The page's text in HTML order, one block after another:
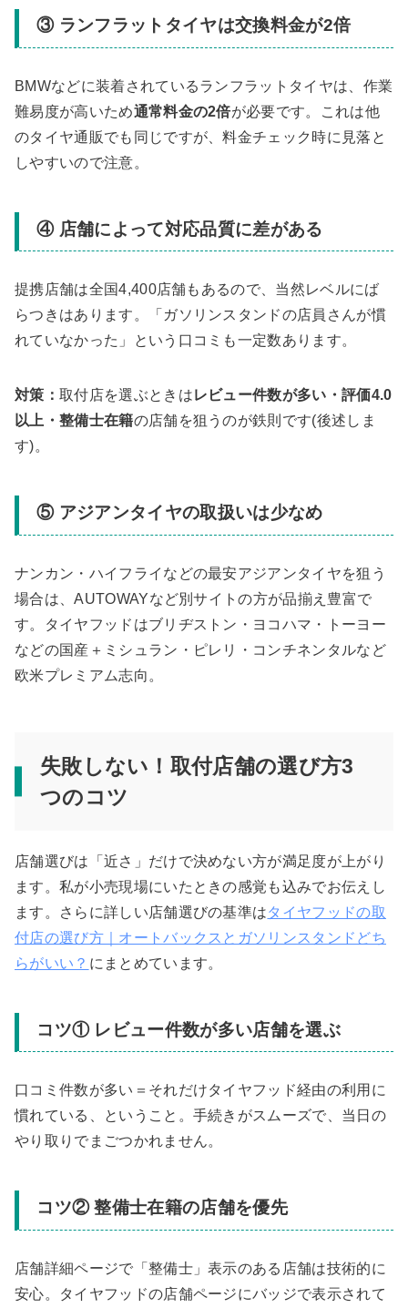
③ ランフラットタイヤは交換料金が2倍
BMWなどに装着されているランフラットタイヤは、作業
難易度が高いため通常料金の2倍が必要です。これは他
のタイヤ通販でも同じですが、料金チェック時に見落と
しやすいので注意。
④ 店舗によって対応品質に差がある
提携店舗は全国4,400店舗もあるので、当然レベルにば
らつきはあります。「ガソリンスタンドの店員さんが慣
れていなかった」という口コミも一定数あります。
対策： 取付店を選ぶときはレビュー件数が多い・評価4.0
以上・整備士在籍の店舗を狙うのが鉄則です(後述しま
す)。
⑤ アジアンタイヤの取扱いは少なめ
ナンカン・ハイフライなどの最安アジアンタイヤを狙う
場合は、AUTOWAYなど別サイトの方が品揃え豊富で
す。タイヤフッドはブリヂストン・ヨコハマ・トーヨー
などの国産＋ミシュラン・ピレリ・コンチネンタルなど
欧米プレミアム志向。
失敗しない！取付店舗の選び方3
つのコツ
店舗選びは「近さ」だけで決めない方が満足度が上がり
ます。私が小売現場にいたときの感覚も込みでお伝えし
ます。さらに詳しい店舗選びの基準はタイヤフッドの取
付店の選び方｜オートバックスとガソリンスタンドどち
らがいい？ にまとめています。
コツ① レビュー件数が多い店舗を選ぶ
口コミ件数が多い＝それだけタイヤフッド経由の利用に
慣れている、ということ。手続きがスムーズで、当日の
やり取りでまごつかれません。
コツ② 整備士在籍の店舗を優先
店舗詳細ページで「整備士」表示のある店舗は技術的に
安心。タイヤフッドの店舗ページにバッジで表示されて